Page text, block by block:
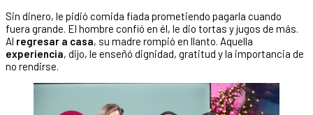
Sin dinero, le pidió comida fiada prometiendo pagarla cuando
fuera grande. El hombre confió en él, le dio tortas y jugos de más.
Al regresar a casa, su madre rompió en llanto. Aquella
experiencia, dijo, le enseñó dignidad, gratitud y la importancia de
no rendirse.